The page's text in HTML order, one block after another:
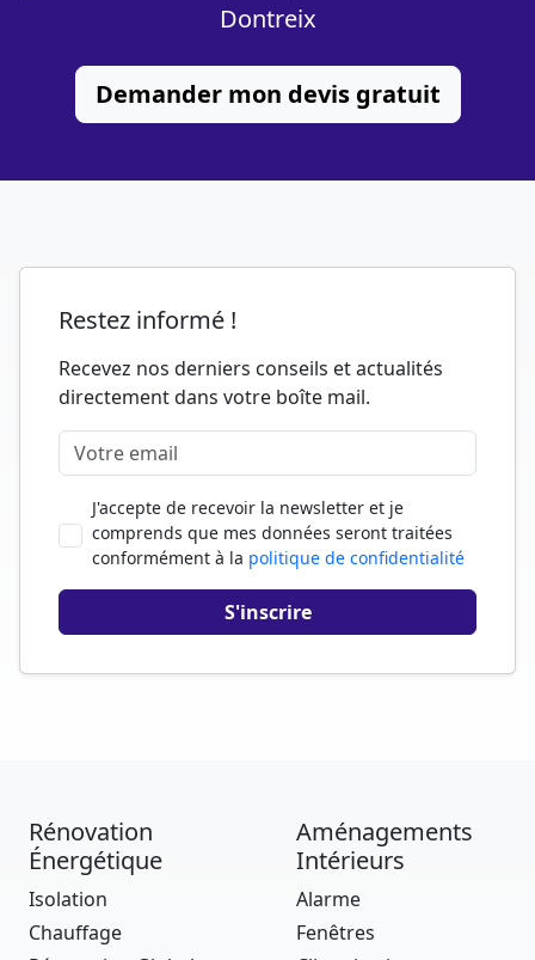
Dontreix
Demander mon devis gratuit
Restez informé !
Recevez nos derniers conseils et actualités
directement dans votre boîte mail.
J'accepte de recevoir la newsletter et je
comprends que mes données seront traitées
conformément à la politique de confidentialité
Rénovation
Énergétique
Isolation
Chauffage
Aménagements
Intérieurs
Alarme
Fenêtres